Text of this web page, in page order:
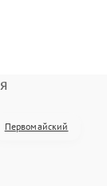
Первомайский